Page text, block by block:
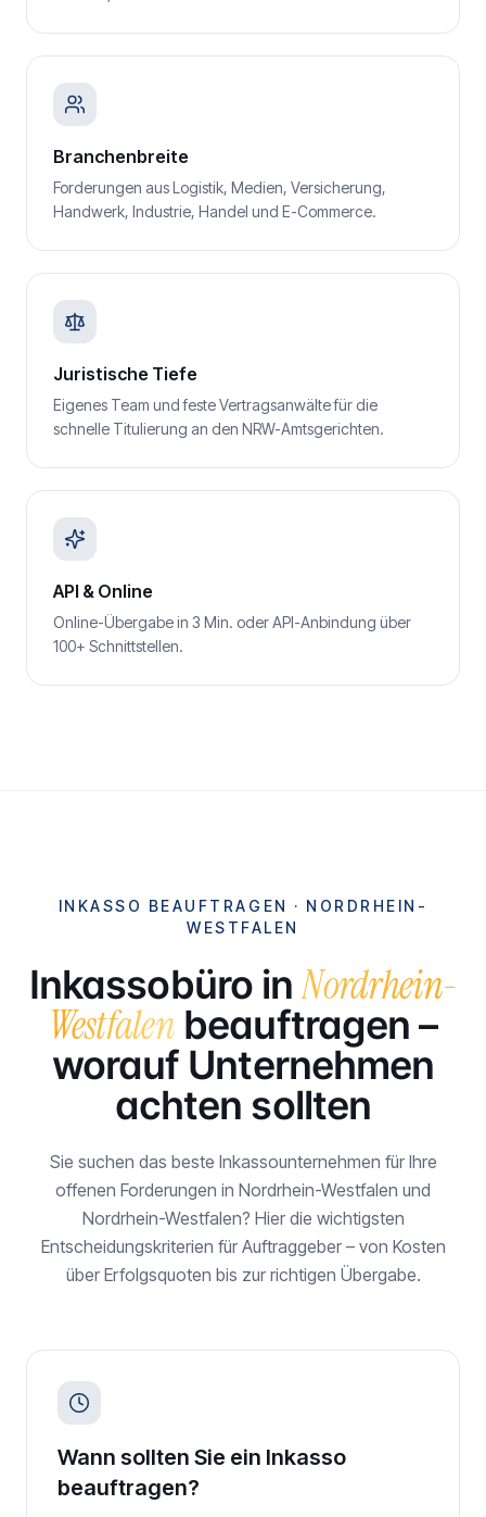
Branchenbreite
Forderungen aus Logistik, Medien, Versicherung,
Handwerk, Industrie, Handel und E-Commerce.
Juristische Tiefe
Eigenes Team und feste Vertragsanwälte für die
schnelle Titulierung an den NRW-Amtsgerichten.
API & Online
Online-Übergabe in 3 Min. oder API-Anbindung über
100+ Schnittstellen.
INKASSO BEAUFTRAGEN · NORDRHEIN-
WESTFALEN
Inkassobüro inNordrhein-
Westfalen beauftragen –
worauf Unternehmen
achten sollten
Sie suchen das beste Inkassounternehmen für Ihre
offenen Forderungen in Nordrhein-Westfalen und
Nordrhein-Westfalen? Hier die wichtigsten
Entscheidungskriterien für Auftraggeber – von Kosten
über Erfolgsquoten bis zur richtigen Übergabe.
Wann sollten Sie ein Inkasso
beauftragen?